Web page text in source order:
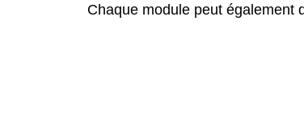
Chaque module peut également